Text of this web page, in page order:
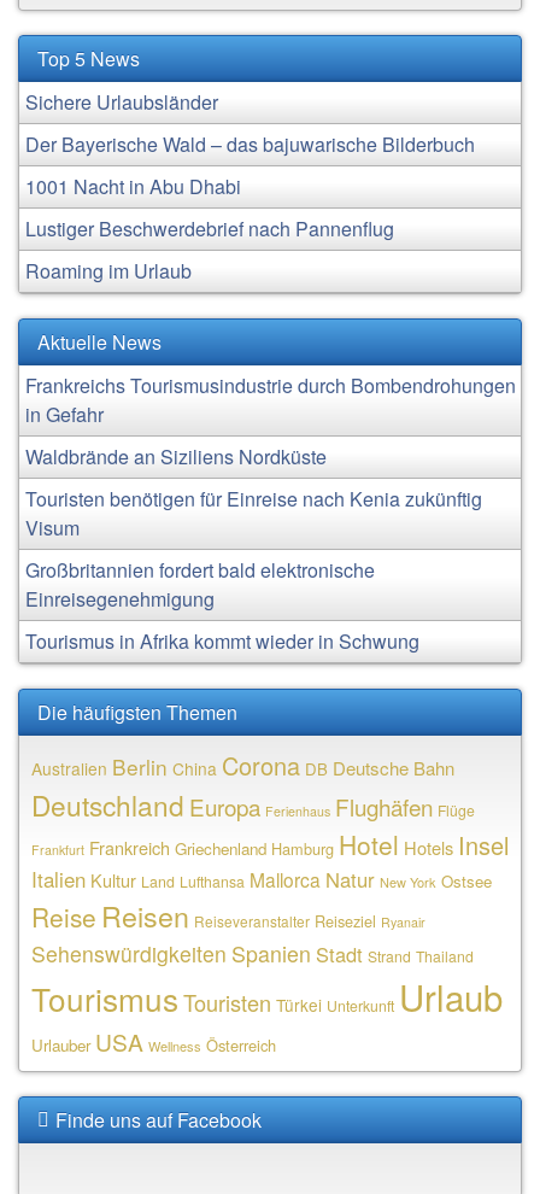
Top 5 News
Sichere Urlaubsländer
Der Bayerische Wald – das bajuwarische Bilderbuch
1001 Nacht in Abu Dhabi
Lustiger Beschwerdebrief nach Pannenflug
Roaming im Urlaub
Aktuelle News
Frankreichs Tourismusindustrie durch Bombendrohungen
in Gefahr
Waldbrände an Siziliens Nordküste
Touristen benötigen für Einreise nach Kenia zukünftig
Visum
Großbritannien fordert bald elektronische
Einreisegenehmigung
Tourismus in Afrika kommt wieder in Schwung
Die häufigsten Themen
Australien Berlin China Corona DB Deutsche Bahn
Deutschland Europa Ferienhaus Flughäfen Flüge
Frankfurt Frankreich Griechenland Hamburg Hotel Hotels Insel
Italien Kultur Land Lufthansa Mallorca Natur New York Ostsee
Reise Reisen Reiseveranstalter Reiseziel Ryanair
Sehenswürdigkeiten Spanien Stadt Strand Thailand
TourismusTouristen Türkei Unterkunft Urlaub
Urlauber USA Wellness Österreich
Finde uns auf Facebook